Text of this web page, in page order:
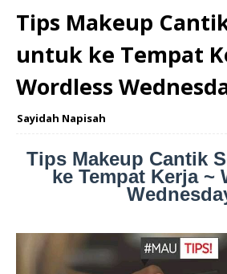
Tips Makeup
untuk ke Tempat
Wordless
Sayidah Napisah
Tips Makeup Cantik
ke Tempat Kerja ~